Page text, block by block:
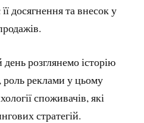
досягнення та внесок у
розглянемо історію
роль реклами у цьому
споживачів, які
стратегій.